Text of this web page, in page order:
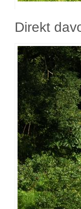
Direkt